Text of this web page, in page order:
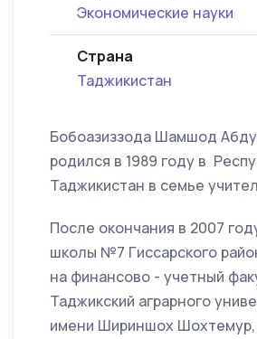
Экономические науки
Страна
Таджикистан
Бобоазиззода Шамшод
родился в 1989 году в
Таджикистан в семье
После окончания в 2007
школы №7 Гиссарского
на финансово - учетный
Таджикский аграрного
имени Шириншох Шохтемур,